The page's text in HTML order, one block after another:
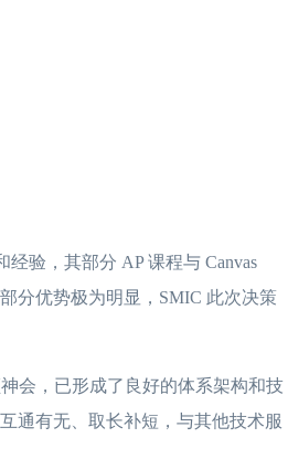
验，其部分 AP 课程与 Canvas
分优势极为明显，SMIC 此次决策
会，已形成了良好的体系架构和技
通有无、取长补短，与其他技术服